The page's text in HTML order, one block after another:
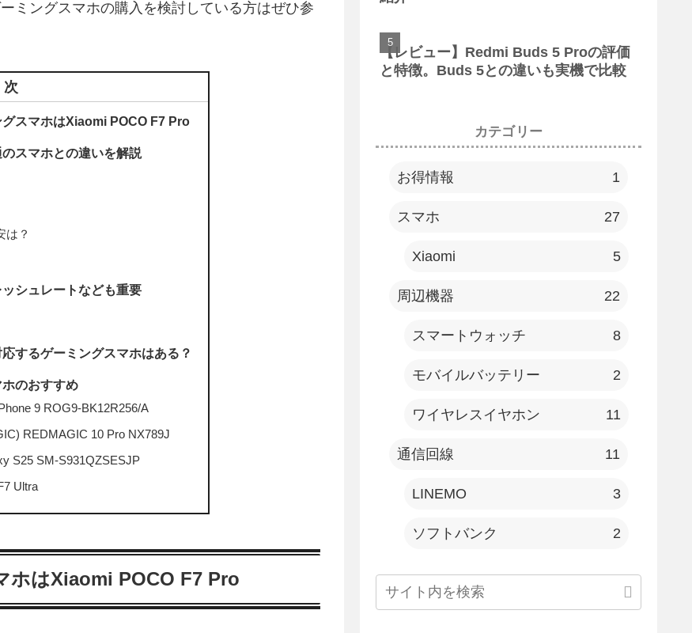
ミングスマホの購入を検討している方はぜひ参
スマホはXiaomi POCO F7 Pro
スマホとの違いを解説
は？
シュレートなども重要
するゲーミングスマホはある？
のおすすめ
9 ROG9-BK12R256/A
REDMAGIC 10 Pro NX789J
S25 SM-S931QZSESJP
Ultra
ホはXiaomi POCO F7 Pro
【レビュー】Redmi Buds 5 Proの評価
と特徴。Buds 5との違いも実機で比較
カテゴリー
お得情報 1
スマホ 27
Xiaomi 5
周辺機器 22
スマートウォッチ 8
モバイルバッテリー 2
ワイヤレスイヤホン 11
通信回線 11
LINEMO 3
ソフトバンク 2